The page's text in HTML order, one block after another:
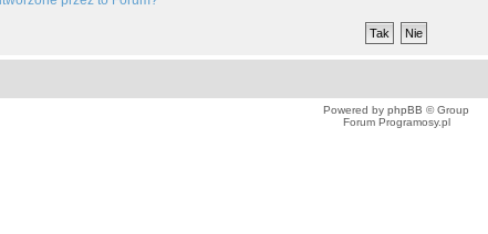
Powered by phpBB © Group
Forum Programosy.pl